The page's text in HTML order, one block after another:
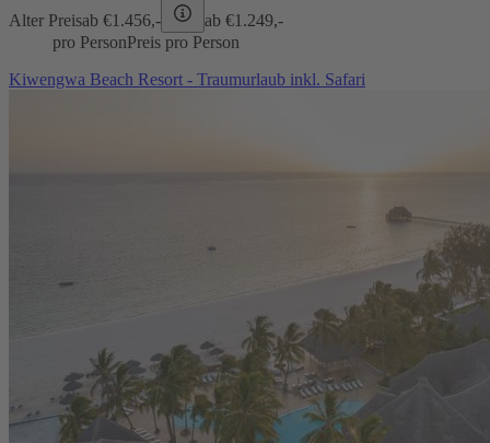
Alter Preisab €1.456,- ab €1.249,-
pro PersonPreis pro Person
Kiwengwa Beach Resort - Traumurlaub inkl. Safari